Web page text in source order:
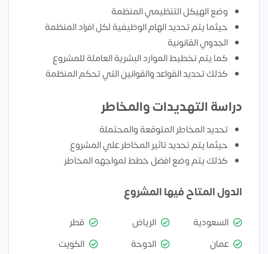
وضع الهيكل التنظيمي المنظمة
حيثما يتم تحديد الهام الوظيفية لكل افراد المنظمة
الجدوي القانونية
كما يتم تخطيط الموارد البشرية العاملة للمشروع
كذلك تحديد القواعد والقوانين التي تحكم المنظمة
دراسة التهديدات والمخاطر
تحديد المخاطر المتوقعة والمحتملة
حيثما يتم تحديد تاثير المخاطر علي المشروع
كذلك يتم وضع افضل خطط لمواجهه المخاطر
الدول المتاح فيها المشروع
السعودية الرياض
قطر
عمان
الدوحة
الكويت